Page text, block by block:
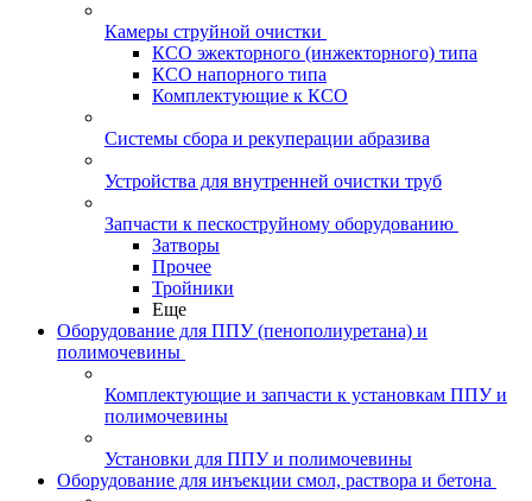
Камеры струйной очистки
КСО эжекторного (инжекторного) типа
КСО напорного типа
Комплектующие к КСО
Системы сбора и рекуперации абразива
Устройства для внутренней очистки труб
Запчасти к пескоструйному оборудованию
Затворы
Прочее
Тройники
Еще
Оборудование для ППУ (пенополиуретана) и
полимочевины
Комплектующие и запчасти к установкам ППУ и
полимочевины
Установки для ППУ и полимочевины
Оборудование для инъекции смол, раствора и бетона